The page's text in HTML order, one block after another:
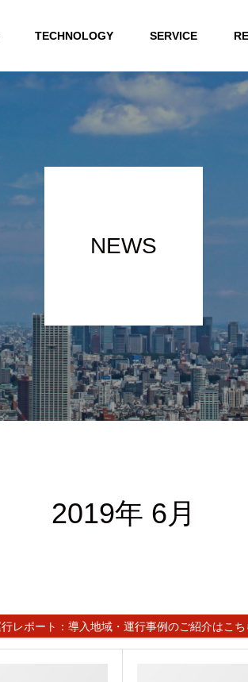
TECHNOLOGY SERVICE
NEWS
2019年 6月
レポート：導入地域・運行事例のご紹介はこち